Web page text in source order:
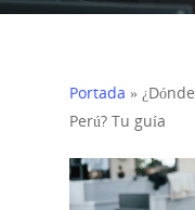
Portada »
Perú? Tu guía